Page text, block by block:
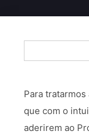
Para
que com o
aderirem ao